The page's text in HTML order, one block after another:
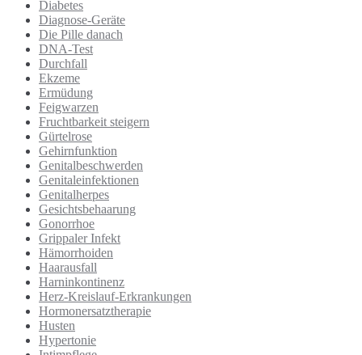
Diabetes
Diagnose-Geräte
Die Pille danach
DNA-Test
Durchfall
Ekzeme
Ermüdung
Feigwarzen
Fruchtbarkeit steigern
Gürtelrose
Gehirnfunktion
Genitalbeschwerden
Genitaleinfektionen
Genitalherpes
Gesichtsbehaarung
Gonorrhoe
Grippaler Infekt
Hämorrhoiden
Haarausfall
Harninkontinenz
Herz-Kreislauf-Erkrankungen
Hormonersatztherapie
Husten
Hypertonie